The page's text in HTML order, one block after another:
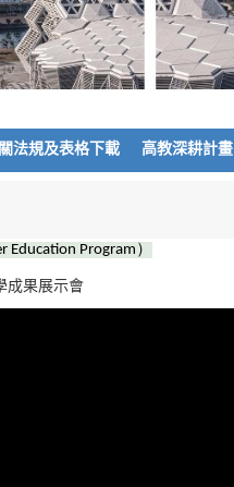
法規及表格下載 高教深耕計畫
Education Program ）
成果展示會